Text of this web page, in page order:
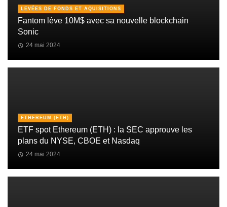
LEVÉES DE FONDS ET AQUISITIONS
Fantom lève 10M$ avec sa nouvelle blockchain
Sonic
24 mai 2024
ETHEREUM (ETH)
ETF spot Ethereum (ETH) : la SEC approuve les
plans du NYSE, CBOE et Nasdaq
24 mai 2024